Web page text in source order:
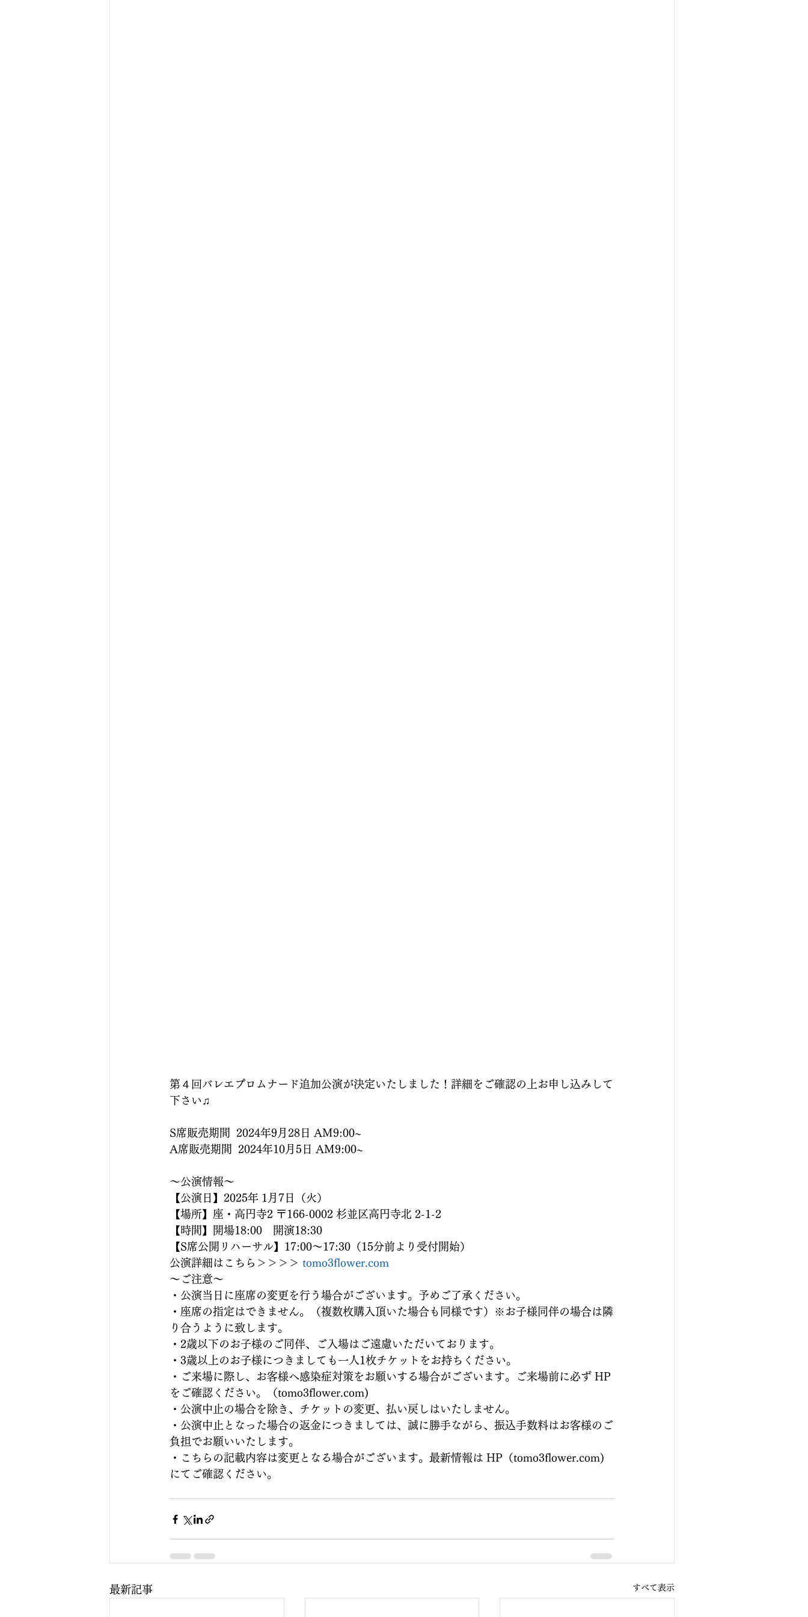
第４回バレエプロムナード追加公演が決定いたしました！詳細をご確認の上お申し込みして
下さい♫
S席販売期間  2024年9月28日 AM9:00~
A席販売期間  2024年10月5日 AM9:00~
〜公演情報〜
【公演日】2025年 1月7日（火）
【場所】座・高円寺2 〒166-0002 杉並区高円寺北 2-1-2
【時間】開場18:00　開演18:30
【S席公開リハーサル】17:00〜17:30（15分前より受付開始）
公演詳細はこちら＞＞＞＞ tomo3flower.com
～ご注意～
・公演当日に座席の変更を行う場合がございます。予めご了承ください。
・座席の指定はできません。（複数枚購入頂いた場合も同様です）※お子様同伴の場合は隣
り合うように致します。
・2歳以下のお子様のご同伴、ご入場はご遠慮いただいております。
・3歳以上のお子様につきましても一人1枚チケットをお持ちください。
・ご来場に際し、お客様へ感染症対策をお願いする場合がございます。ご来場前に必ず HP
をご確認ください。（tomo3flower.com)
・公演中止の場合を除き、チケットの変更、払い戻しはいたしません。
・公演中止となった場合の返金につきましては、誠に勝手ながら、振込手数料はお客様のご
負担でお願いいたします。
・こちらの記載内容は変更となる場合がございます。最新情報は HP（tomo3flower.com)
にてご確認ください。
最新記事 すべて表示